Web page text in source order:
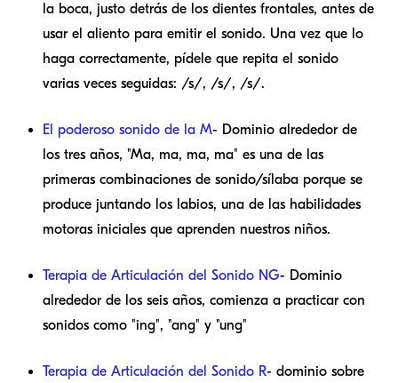
la boca, justo detrás de los dientes frontales, antes de
usar el aliento para emitir el sonido. Una vez que lo
haga correctamente, pídele que repita el sonido
varias veces seguidas: /s/, /s/, /s/.
El poderoso sonido de la M- Dominio alrededor de
los tres años, "Ma, ma, ma, ma" es una de las
primeras combinaciones de sonido/sílaba porque se
produce juntando los labios, una de las habilidades
motoras iniciales que aprenden nuestros niños.
Terapia de Articulación del Sonido NG- Dominio
alrededor de los seis años, comienza a practicar con
sonidos como "ing", "ang" y "ung"
Terapia de Articulación del Sonido R- dominio sobre